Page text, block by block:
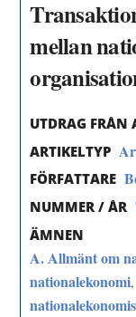
mellan
UTDRAG FRÅN
ARTIKELTYP
FÖRFATTARE
NUMMER / ÅR
ÄMNEN
A. Allmänt om
nationalekonomi